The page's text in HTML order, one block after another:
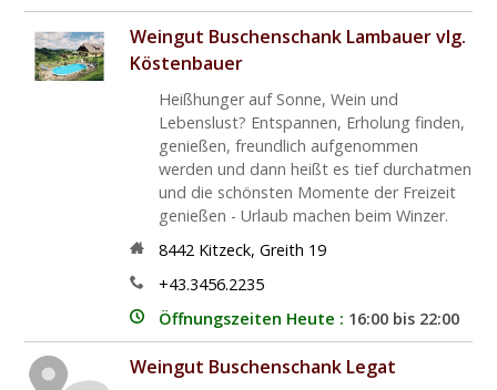
Weingut Buschenschank Lambauer vlg.
Köstenbauer
Heißhunger auf Sonne, Wein und
Lebenslust? Entspannen, Erholung finden,
genießen, freundlich aufgenommen
werden und dann heißt es tief durchatmen
und die schönsten Momente der Freizeit
genießen - Urlaub machen beim Winzer.
8442 Kitzeck, Greith 19
+43.3456.2235
Öffnungszeiten Heute : 16:00 bis 22:00
Weingut Buschenschank Legat